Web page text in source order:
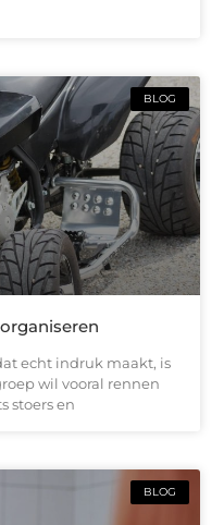
BLOG
echt indruk maakt, is
wil vooral rennen
stoers en
BLOG